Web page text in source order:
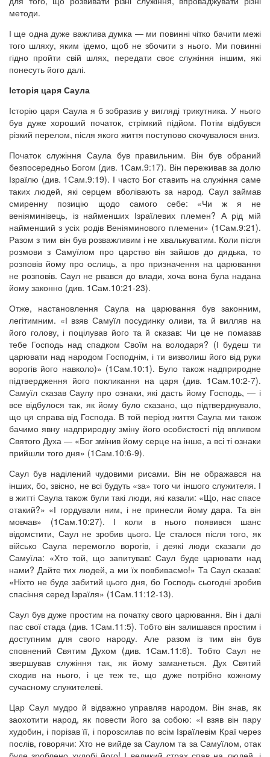
методи.
І ще одна дуже важлива думка — ми повинні чітко бачити межі
того шляху, яким ідемо, щоб не збочити з нього. Ми повинні
гідно пройти свій шлях, передати своє служіння іншим, які
понесуть його далі.
Історія царя Саула
Історію царя Саула я б зобразив у вигляді трикутника. У нього
був дуже хороший початок, стрімкий підйом. Потім відбувся
різкий перелом, після якого життя поступово скочувалося вниз.
Початок служіння Саула був правильним. Він був обраний
безпосередньо Богом (див. 1Сам.9:17). Він переживав за долю
Ізраїлю (див. 1Сам.9:19). І часто Бог ставить на служіння саме
таких людей, які серцем вболівають за народ. Саул займав
смиренну позицію щодо самого себе: «Чи ж я не
веніяминівець, із найменших Ізраїлевих племен? А рід мій
найменший з усіх родів Веніяминового племени» (1Сам.9:21).
Разом з тим він був розважливим і не хвалькуватим. Коли після
розмови з Самуїлом про царство він зайшов до дядька, то
розповів йому про ослиць, а про призначення на царювання
не розповів. Саул не рвався до влади, хоча вона була надана
йому законно (див. 1Сам.10:21-23).
Отже, настановлення Саула на царювання був законним,
легітимним. «І взяв Самуїл посудинку оливи, та й вилляв на
його голову, і поцілував його та й сказав: Чи це не помазав
тебе Господь над спадком Своїм на володаря? (І будеш ти
царювати над народом Господнім, і ти визволиш його від руки
ворогів його навколо)» (1Сам.10:1). Було також надприродне
підтвердження його покликання на царя (див. 1Сам.10:2-7).
Самуїл сказав Саулу про ознаки, які дасть йому Господь, — і
все відбулося так, як йому було сказано, що підтверджувало,
що ця справа від Господа. В той період життя Саула ми також
бачимо явну надприродну зміну його особистості під впливом
Святого Духа — «Бог змінив йому серце на інше, а всі ті ознаки
прийшли того дня» (1Сам.10:6-9).
Саул був наділений чудовими рисами. Він не ображався на
інших, бо, звісно, не всі будуть «за» того чи іншого служителя. І
в житті Саула також були такі люди, які казали: «Що, нас спасе
отакий?» «І гордували ним, і не принесли йому дара. Та він
мовчав» (1Сам.10:27). І коли в нього появився шанс
відомстити, Саул не зробив цього. Це сталося після того, як
військо Саула перемогло ворогів, і деякі люди сказали до
Самуїла: «Хто той, що запитував: Саул буде царювати над
нами? Дайте тих людей, а ми їх повбиваємо!» Та Саул сказав:
«Ніхто не буде забитий цього дня, бо Господь сьогодні зробив
спасіння серед Ізраїля» (1Сам.11:12-13).
Саул був дуже простим на початку свого царювання. Він і далі
пас свої стада (див. 1Сам.11:5). Тобто він залишався простим і
доступним для свого народу. Але разом із тим він був
сповнений Святим Духом (див. 1Сам.11:6). Тобто Саул не
звершував служіння так, як йому заманеться. Дух Святий
сходив на нього, і це теж те, що дуже потрібно кожному
сучасному служителеві.
Цар Саул мудро й відважно управляв народом. Він знав, як
заохотити народ, як повести його за собою: «І взяв він пару
худобин, і порізав її, і порозсилав по всім Ізраїлевім Краї через
послів, говорячи: Хто не вийде за Саулом та за Самуїлом, отак